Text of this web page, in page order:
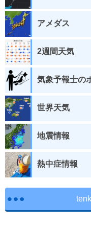
アメダス
2週間天気
気象予報士の
世界天気
地震情報
熱中症情報